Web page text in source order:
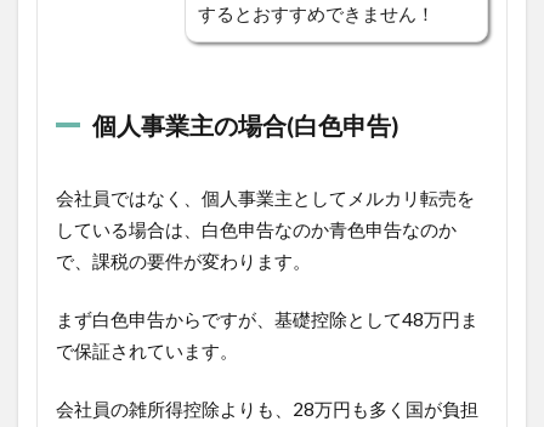
するとおすすめできません！
個人事業主の場合(白色申告)
会社員ではなく、個人事業主としてメルカリ転売を
している場合は、白色申告なのか青色申告なのか
で、課税の要件が変わります。
まず白色申告からですが、基礎控除として48万円ま
で保証されています。
会社員の雑所得控除よりも、28万円も多く国が負担